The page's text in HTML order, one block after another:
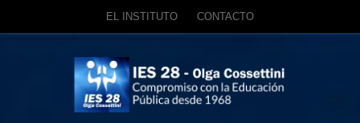
EL INSTITUTO
CONTACTO